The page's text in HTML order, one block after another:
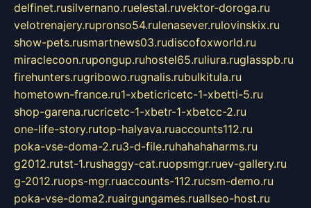
delfinet.rusilvernano.ruelestal.ruvektor-doroga.ru
velotrenajery.rupronso54.rulenasever.rulovinskix.ru
show-pets.rusmartnews03.rudiscofoxworld.ru
miraclecoon.rupongup.ruhostel65.ruliura.ruglasspb.ru
firehunters.rugribowo.rugnalis.rubulkitula.ru
hometown-france.ru1-xbeticricetc-1-xbetti-5.ru
shop-garena.rucricetc-1-xbetr-1-xbetcc-2.ru
one-life-story.rutop-halyava.ruaccounts112.ru
poka-vse-doma-2.ru3-d-file.ruhahahaharms.ru
g2012.rutst-1.rushaggy-cat.ruopsmgr.ruev-gallery.ru
g-2012.ruops-mgr.ruaccounts-112.rucsm-demo.ru
poka-vse-doma2.ruairgungames.ruallseo-host.ru